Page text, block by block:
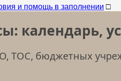
□
календарь,
ТОС, бюджетных